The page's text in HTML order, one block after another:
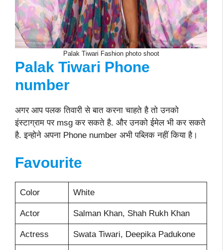
Palak Tiwari Fashion photo shoot
Palak Tiwari Phone
number
अगर आप पलक तिवारी से बात करना चाहते है तो उनको
इंस्टाग्राम पर msg कर सकते है. और उनको ईमेल भी कर सकते
है. इन्होने अपना Phone number अभी पब्लिक नहीं किया है।
Favourite
Color White
Actor Salman Khan, Shah Rukh Khan
Actress Swata Tiwari, Deepika Padukone